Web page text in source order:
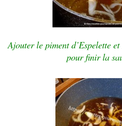
Ajouter le piment d’Espelette
pour finir la